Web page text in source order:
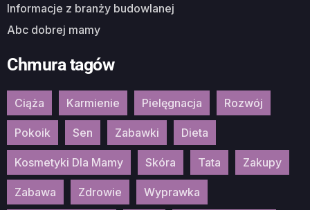
Informacje z branży budowlanej
Abc dobrej mamy
Chmura tagów
Ciąża Karmienie Pielęgnacja Rozwój
Pokoik Sen Zabawki Dieta
Kosmetyki Dla Mamy Skóra Tata Zakupy
Zabawa Zdrowie Wyprawka